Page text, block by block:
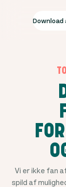
Download
Vi er ikke fan
spild af